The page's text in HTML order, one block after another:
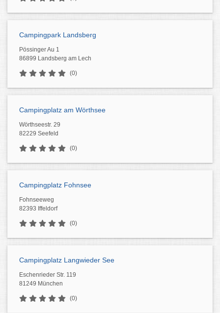
Campingpark Landsberg
Pössinger Au 1
86899 Landsberg am Lech
(0)
Campingplatz am Wörthsee
Wörthseestr. 29
82229 Seefeld
(0)
Campingplatz Fohnsee
Fohnseeweg
82393 Iffeldorf
(0)
Campingplatz Langwieder See
Eschenrieder Str. 119
81249 München
(0)